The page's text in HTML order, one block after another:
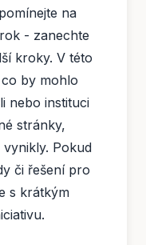
na
- zanechte
kroky. V této
by mohlo
nebo instituci
stránky,
Pokud
či řešení pro
s krátkým